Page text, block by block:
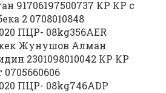
91706197500737 КР КР с
2 0708010848
ПЦР- 08kg356AER
Жунушов Алман
2301098010042 КР КР
0705660606
ПЦР- 08kg746ADP